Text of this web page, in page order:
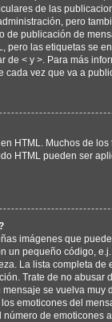
de las
pero
de publicación de
pero las etiquetas se
de < y >. Para más
cada vez que va a
HTML. Muchos de
HTML pueden ser
imágenes que
un pequeño código, e.j.
La lista completa de
Trate de no abusar
se vuelva muy
emoticones del
de emoticones